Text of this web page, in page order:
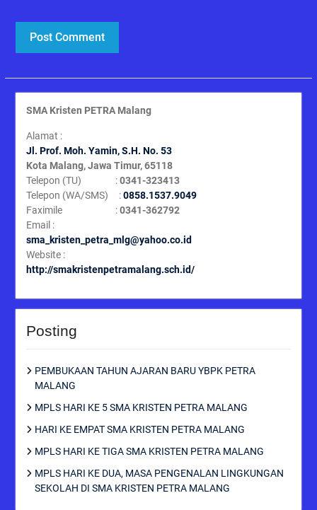
SMA Kristen PETRA Malang
Alamat :
Jl. Prof. Moh. Yamin, S.H. No. 53
Kota Malang, Jawa Timur, 65118
Telepon (TU) :0341-323413
Telepon (WA/SMS) :0858.1537.9049
Faximile :0341-362792
Email :
sma_kristen_petra_mlg@yahoo.co.id
Website :
http://smakristenpetramalang.sch.id/
Posting
PEMBUKAAN TAHUN AJARAN BARU YBPK PETRA
MALANG
MPLS HARI KE 5 SMA KRISTEN PETRA MALANG
HARI KE EMPAT SMA KRISTEN PETRA MALANG
MPLS HARI KE TIGA SMA KRISTEN PETRA MALANG
MPLS HARI KE DUA, MASA PENGENALAN LINGKUNGAN
SEKOLAH DI SMA KRISTEN PETRA MALANG